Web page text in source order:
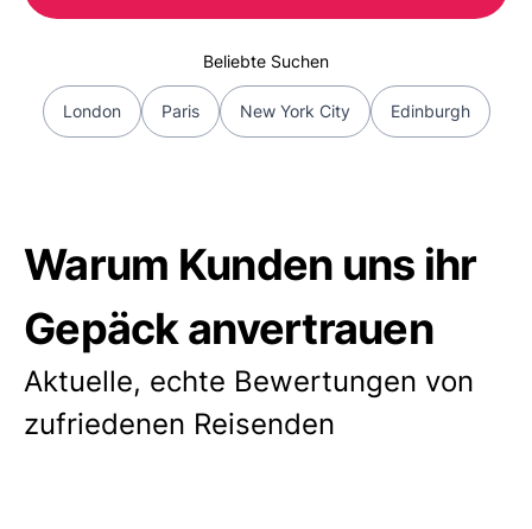
Beliebte Suchen
London Paris New York City Edinburgh
Warum Kunden uns ihr
Gepäck anvertrauen
Aktuelle, echte Bewertungen von
zufriedenen Reisenden